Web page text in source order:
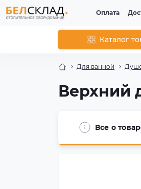
Оплата
Каталог
Для ванной
Верхний
Все о